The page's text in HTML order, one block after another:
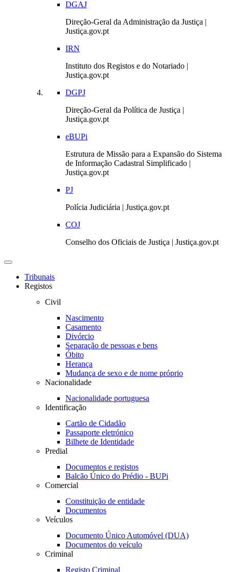
DGAJ
Direção-Geral da Administração da Justiça |
Justiça.gov.pt
IRN
Instituto dos Registos e do Notariado |
Justiça.gov.pt
DGPJ
Direção-Geral da Política de Justiça |
Justiça.gov.pt
eBUPi
Estrutura de Missão para a Expansão do Sistema
de Informação Cadastral Simplificado |
Justiça.gov.pt
PJ
Polícia Judiciária | Justiça.gov.pt
COJ
Conselho dos Oficiais de Justiça | Justiça.gov.pt
Toggle
navigationTribunais
Registos
Civil
Nascimento
Casamento
Divórcio
Separação de pessoas e bens
Óbito
Herança
Mudança de sexo e de nome próprio
Nacionalidade
Nacionalidade portuguesa
Identificação
Cartão de Cidadão
Passaporte eletrónico
Bilhete de Identidade
Predial
Documentos e registos
Balcão Único do Prédio - BUPi
Comercial
Constituição de entidade
Documentos
Veículos
Documento Único Automóvel (DUA)
Documentos do veículo
Criminal
Registo Criminal